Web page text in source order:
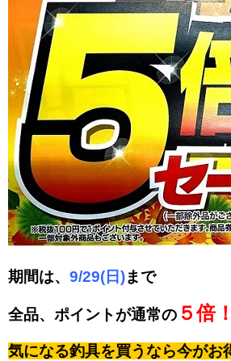
期間は、 9/29(日)まで
全品、ポイントが通常の ５倍
気になる釣具を買うなら今がお